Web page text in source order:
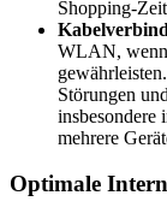
Shopping-
WLAN, wenn
Störungen
insbesondere
mehrere
Optimale